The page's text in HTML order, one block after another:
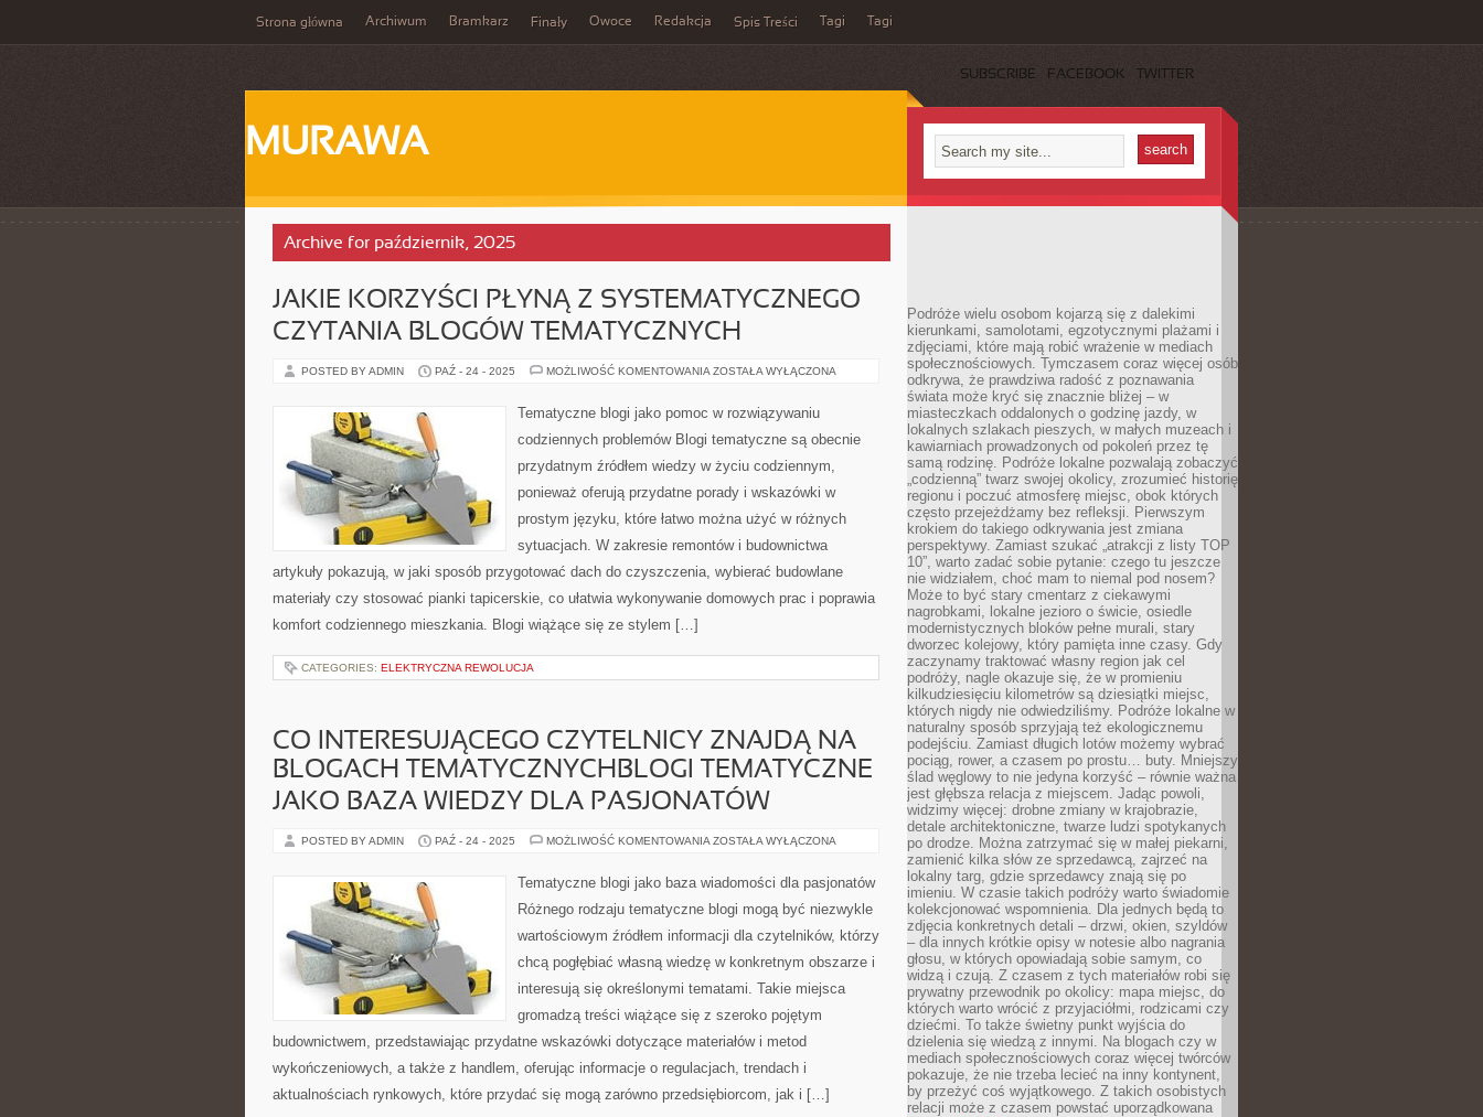
Strona główna Archiwum Bramkarz Finały Owoce Redakcja Spis Treści Tagi Tagi
SUBSCRIBE FACEBOOK TWITTER
MURAWA
Archive for październik, 2025
JAKIE KORZYŚCI PŁYNĄ Z SYSTEMATYCZNEGO
CZYTANIA BLOGÓW TEMATYCZNYCH
POSTED BY ADMIN PAŹ - 24 - 2025 MOŻLIWOŚĆ KOMENTOWANIA JAKIE
SYSTEMATYCZNEGO
BLOGÓW
ZOSTAŁA WYŁĄCZONA
Tematyczne blogi jako pomoc w rozwiązywaniu
codziennych problemów Blogi tematyczne są obecnie
przydatnym źródłem wiedzy w życiu codziennym,
ponieważ oferują przydatne porady i wskazówki w
prostym języku, które łatwo można użyć w różnych
sytuacjach. W zakresie remontów i budownictwa
artykuły pokazują, w jaki sposób przygotować dach do czyszczenia, wybierać budowlane
materiały czy stosować pianki tapicerskie, co ułatwia wykonywanie domowych prac i poprawia
komfort codziennego mieszkania. Blogi wiążące się ze stylem […]
CATEGORIES: ELEKTRYCZNA REWOLUCJA
CO INTERESUJĄCEGO CZYTELNICY ZNAJDĄ NA
BLOGACH TEMATYCZNYCHBLOGI TEMATYCZNE
JAKO BAZA WIEDZY DLA PASJONATÓW
POSTED BY ADMIN PAŹ - 24 - 2025 MOŻLIWOŚĆ KOMENTOWANIA CO
ZNAJDĄ
NA
TEMATYCZNYCHBLOGI
JAKO
WIEDZY
PASJONATÓW
ZOSTAŁA WYŁĄCZONA
Tematyczne blogi jako baza wiadomości dla pasjonatów
Różnego rodzaju tematyczne blogi mogą być niezwykle
wartościowym źródłem informacji dla czytelników, którzy
chcą pogłębiać własną wiedzę w konkretnym obszarze i
interesują się określonymi tematami. Takie miejsca
gromadzą treści wiążące się z szeroko pojętym
budownictwem, przedstawiając przydatne wskazówki dotyczące materiałów i metod
wykończeniowych, a także z handlem, oferując informacje o regulacjach, trendach i
aktualnościach rynkowych, które przydać się mogą zarówno przedsiębiorcom, jak i […]
Podróże wielu osobom kojarzą się z dalekimi
kierunkami, samolotami, egzotycznymi plażami i
zdjęciami, które mają robić wrażenie w mediach
społecznościowych. Tymczasem coraz więcej osób
odkrywa, że prawdziwa radość z poznawania
świata może kryć się znacznie bliżej – w
miasteczkach oddalonych o godzinę jazdy, w
lokalnych szlakach pieszych, w małych muzeach i
kawiarniach prowadzonych od pokoleń przez tę
samą rodzinę. Podróże lokalne pozwalają zobaczyć
„codzienną” twarz swojej okolicy, zrozumieć historię
regionu i poczuć atmosferę miejsc, obok których
często przejeżdżamy bez refleksji. Pierwszym
krokiem do takiego odkrywania jest zmiana
perspektywy. Zamiast szukać „atrakcji z listy TOP
10”, warto zadać sobie pytanie: czego tu jeszcze
nie widziałem, choć mam to niemal pod nosem?
Może to być stary cmentarz z ciekawymi
nagrobkami, lokalne jezioro o świcie, osiedle
modernistycznych bloków pełne murali, stary
dworzec kolejowy, który pamięta inne czasy. Gdy
zaczynamy traktować własny region jak cel
podróży, nagle okazuje się, że w promieniu
kilkudziesięciu kilometrów są dziesiątki miejsc,
których nigdy nie odwiedziliśmy. Podróże lokalne w
naturalny sposób sprzyjają też ekologicznemu
podejściu. Zamiast długich lotów możemy wybrać
pociąg, rower, a czasem po prostu… buty. Mniejszy
ślad węglowy to nie jedyna korzyść – równie ważna
jest głębsza relacja z miejscem. Jadąc powoli,
widzimy więcej: drobne zmiany w krajobrazie,
detale architektoniczne, twarze ludzi spotykanych
po drodze. Można zatrzymać się w małej piekarni,
zamienić kilka słów ze sprzedawcą, zajrzeć na
lokalny targ, gdzie sprzedawcy znają się po
imieniu. W czasie takich podróży warto świadomie
kolekcjonować wspomnienia. Dla jednych będą to
zdjęcia konkretnych detali – drzwi, okien, szyldów
– dla innych krótkie opisy w notesie albo nagrania
głosu, w których opowiadają sobie samym, co
widzą i czują. Z czasem z tych materiałów robi się
prywatny przewodnik po okolicy: mapa miejsc, do
których warto wrócić z przyjaciółmi, rodzicami czy
dziećmi. To także świetny punkt wyjścia do
dzielenia się wiedzą z innymi. Na blogach czy w
mediach społecznościowych coraz więcej twórców
pokazuje, że nie trzeba lecieć na inny kontynent,
by przeżyć coś wyjątkowego. Z takich osobistych
relacji może z czasem powstać uporządkowana